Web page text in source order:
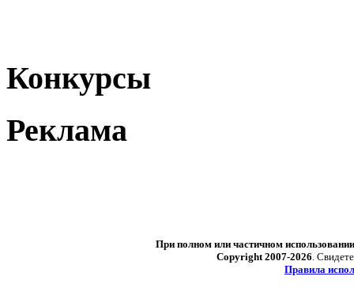
Конкурсы
Реклама
При полном или частичном
Copyright 2007-2026 .
Правила